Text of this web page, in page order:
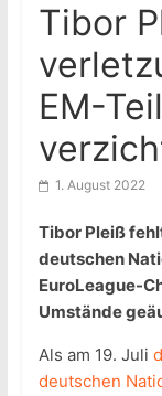
Tibor
EM-
1. August 2022
Tibor Pleiß
deutschen
EuroLeague-
Umstände
Als am 19. Juli
deutschen